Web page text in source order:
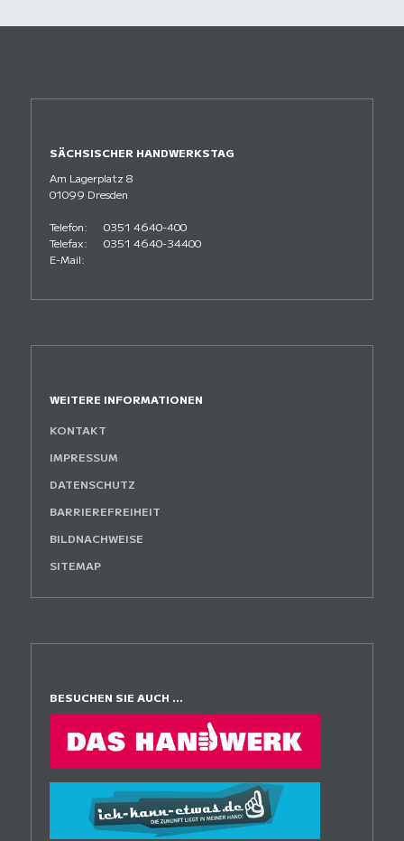
SÄCHSISCHER HANDWERKSTAG
Am Lagerplatz 8
01099 Dresden
Telefon:
0351 4640-400
Telefax:
0351 4640-34400
E-Mail:
WEITERE INFORMATIONEN
KONTAKT
IMPRESSUM
DATENSCHUTZ
BARRIEREFREIHEIT
BILDNACHWEISE
SITEMAP
BESUCHEN SIE AUCH ...